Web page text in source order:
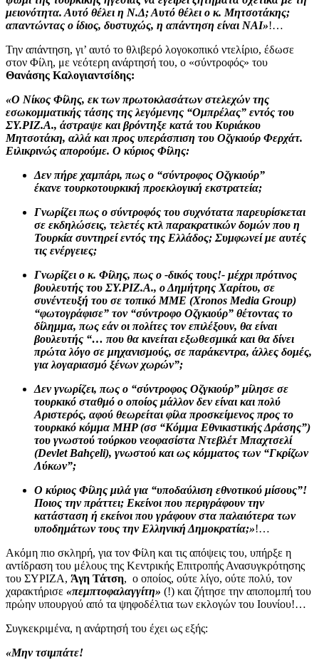
μειονότητα. Αυτό θέλει η Ν.Δ; Αυτό θέλει ο κ. Μητσοτάκης;
απαντώντας ο ίδιος, δυστυχώς, η απάντηση είναι ΝΑΙ»!…
Την απάντηση, γι’ αυτό το θλιβερό λογοκοπικό ντελίριο, έδωσε
στον Φίλη, με νεότερη ανάρτησή του, ο «σύντροφός» του
Θανάσης Καλογιαντσίδης:
«Ο Νίκος Φίλης, εκ των πρωτοκλασάτων στελεχών της
εσωκομματικής τάσης της λεγόμενης “Ομπρέλας” εντός του
ΣΥ.ΡΙΖ.Α., άστραψε και βρόντηξε κατά του Κυριάκου
Μητσοτάκη, αλλά και προς υπεράσπιση του Οζγκιούρ Φερχάτ.
Ειλικρινώς απορούμε. Ο κύριος Φίλης:
Δεν πήρε χαμπάρι, πως ο “σύντροφος Οζγκιούρ”
έκανε τουρκοτουρκική προεκλογική εκστρατεία;
Γνωρίζει πως ο σύντροφός του συχνότατα παρευρίσκεται
σε εκδηλώσεις, τελετές κτλ παρακρατικών δομών που η
Τουρκία συντηρεί εντός της Ελλάδος; Συμφωνεί με αυτές
τις ενέργειες;
Γνωρίζει ο κ. Φίλης, πως ο -δικός τους!- μέχρι πρότινος
βουλευτής του ΣΥ.ΡΙΖ.Α., ο Δημήτρης Χαρίτου, σε
συνέντευξή του σε τοπικό ΜΜΕ (Xronos Media Group)
“φωτογράφισε” τον “σύντροφο Οζγκιούρ” θέτοντας το
δίλημμα, πως εάν οι πολίτες τον επιλέξουν, θα είναι
βουλευτής “… που θα κινείται εξωθεσμικά και θα δίνει
πρώτα λόγο σε μηχανισμούς, σε παράκεντρα, άλλες δομές,
για λογαριασμό ξένων χωρών”;
Δεν γνωρίζει, πως ο “σύντροφος Οζγκιούρ” μίλησε σε
τουρκικό σταθμό ο οποίος μάλλον δεν είναι και πολύ
Αριστερός, αφού θεωρείται φίλα προσκείμενος προς το
τουρκικό κόμμα MHP (σσ “Κόμμα Εθνικιστικής Δράσης”)
του γνωστού τούρκου νεοφασίστα Ντεβλέτ Μπαχτσελί
(Devlet Bahçeli), γνωστού και ως κόμματος των “Γκρίζων
Λύκων”;
Ο κύριος Φίλης μιλά για “υποδαύλιση εθνοτικού μίσους”!
Ποιος την πράττει; Εκείνοι που περιγράφουν την
κατάσταση ή εκείνοι που γράφουν στα παλαιότερα των
υποδημάτων τους την Ελληνική Δημοκρατία;»!…
Ακόμη πιο σκληρή, για τον Φίλη και τις απόψεις του, υπήρξε η
αντίδραση του μέλους της Κεντρικής Επιτροπής Ανασυγκρότησης
του ΣΥΡΙΖΑ, Άγη Τάτση, ο οποίος, ούτε λίγο, ούτε πολύ, τον
χαρακτήρισε «πεμπτοφαλαγγίτη» (!) και ζήτησε την αποπομπή του
πρώην υπουργού από τα ψηφοδέλτια των εκλογών του Ιουνίου!…
Συγκεκριμένα, η ανάρτησή του έχει ως εξής:
«Μην τσιμπάτε!